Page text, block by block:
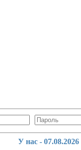
У нас - 07.08.2026